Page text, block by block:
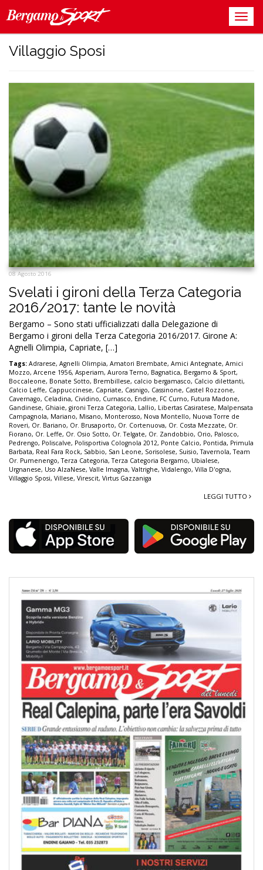
Villaggio Sposi
08 Agosto 2016
Svelati i gironi della Terza Categoria
2016/2017: tante le novità
Bergamo – Sono stati ufficializzati dalla Delegazione di
Bergamo i gironi della Terza Categoria 2016/2017. Girone A:
Agnelli Olimpia, Capriate, […]
Tags: Adrarese, Agnelli Olimpia, Amatori Brembate, Amici Antegnate, Amici
Mozzo, Arcene 1956, Asperiam, Aurora Terno, Bagnatica, Bergamo & Sport,
Boccaleone, Bonate Sotto, Brembillese, calcio bergamasco, Calcio dilettanti,
Calcio Leffe, Cappuccinese, Capriate, Casnigo, Cassinone, Castel Rozzone,
Cavernago, Celadina, Cividino, Curnasco, Endine, FC Curno, Futura Madone,
Gandinese, Ghiaie, gironi Terza Categoria, Lallio, Libertas Casiratese, Malpensata
Campagnola, Mariano, Misano, Monterosso, Nova Montello, Nuova Torre de
Roveri, Or. Bariano, Or. Brusaporto, Or. Cortenuova, Or. Costa Mezzate, Or.
Fiorano, Or. Leffe, Or. Osio Sotto, Or. Telgate, Or. Zandobbio, Orio, Palosco,
Pedrengo, Poliscalve, Polisportiva Colognola 2012, Ponte Calcio, Pontida, Primula
Barbata, Real Fara Rock, Sabbio, San Leone, Sorisolese, Suisio,Tavernola,Team
Or. Pumenengo,Terza Categoria,Terza Categoria Bergamo, Ubialese,
Urgnanese, Uso AlzaNese, Valle Imagna, Valtrighe, Vidalengo, Villa D'ogna,
Villaggio Sposi, Villese, Virescit, Virtus Gazzaniga
LEGGI TUTTO